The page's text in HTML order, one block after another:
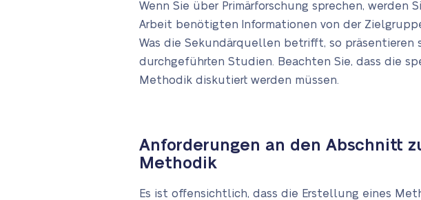
Wenn Sie über Primärforschung sprechen,
Arbeit benötigten Informationen von der
Was die Sekundärquellen betrifft, so präsentieren
durchgeführten Studien. Beachten Sie, dass die
Methodik diskutiert werden müssen.
Anforderungen an den Abschnitt
Methodik
Es ist offensichtlich, dass die Erstellung eines